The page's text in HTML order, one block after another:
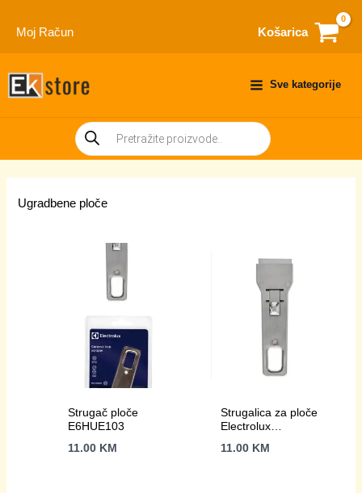
Moj Račun Košarica
Sve kategorije
Products
search
Ugradbene ploče
Strugač ploče
E6HUE103
11.00 KM
Strugalica za ploče
Electrolux
11.00 KM